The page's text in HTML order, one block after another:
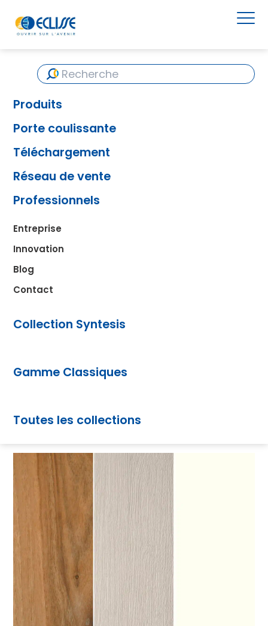
Produits
Porte coulissante
Téléchargement
Réseau de vente
Professionnels
Entreprise
Innovation
Blog
Contact
Collection Syntesis
Gamme Classiques
Toutes les collections